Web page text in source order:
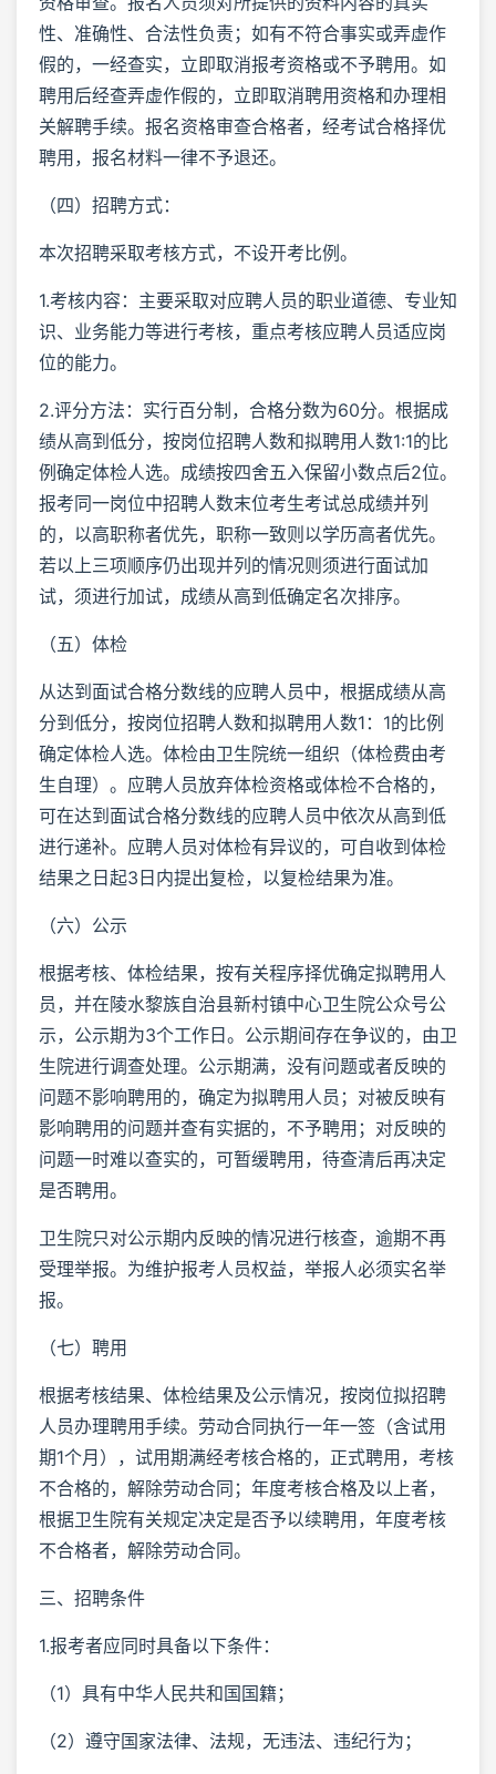
性、准确性、合法性负责；如有不符合事实或弄虚作
假的，一经查实，立即取消报考资格或不予聘用。如
聘用后经查弄虚作假的，立即取消聘用资格和办理相
关解聘手续。报名资格审查合格者，经考试合格择优
聘用，报名材料一律不予退还。
（四）招聘方式：
本次招聘采取考核方式，不设开考比例。
1.考核内容：主要采取对应聘人员的职业道德、专业知
识、业务能力等进行考核，重点考核应聘人员适应岗
位的能力。
2.评分方法：实行百分制，合格分数为60分。根据成
绩从高到低分，按岗位招聘人数和拟聘用人数1:1的比
例确定体检人选。成绩按四舍五入保留小数点后2位。
报考同一岗位中招聘人数末位考生考试总成绩并列
的，以高职称者优先，职称一致则以学历高者优先。
若以上三项顺序仍出现并列的情况则须进行面试加
试，须进行加试，成绩从高到低确定名次排序。
（五）体检
从达到面试合格分数线的应聘人员中，根据成绩从高
分到低分，按岗位招聘人数和拟聘用人数1：1的比例
确定体检人选。体检由卫生院统一组织（体检费由考
生自理）。应聘人员放弃体检资格或体检不合格的，
可在达到面试合格分数线的应聘人员中依次从高到低
进行递补。应聘人员对体检有异议的，可自收到体检
结果之日起3日内提出复检，以复检结果为准。
（六）公示
根据考核、体检结果，按有关程序择优确定拟聘用人
员，并在陵水黎族自治县新村镇中心卫生院公众号公
示，公示期为3个工作日。公示期间存在争议的，由卫
生院进行调查处理。公示期满，没有问题或者反映的
问题不影响聘用的，确定为拟聘用人员；对被反映有
影响聘用的问题并查有实据的，不予聘用；对反映的
问题一时难以查实的，可暂缓聘用，待查清后再决定
是否聘用。
卫生院只对公示期内反映的情况进行核查，逾期不再
受理举报。为维护报考人员权益，举报人必须实名举
报。
（七）聘用
根据考核结果、体检结果及公示情况，按岗位拟招聘
人员办理聘用手续。劳动合同执行一年一签（含试用
期1个月），试用期满经考核合格的，正式聘用，考核
不合格的，解除劳动合同；年度考核合格及以上者，
根据卫生院有关规定决定是否予以续聘用，年度考核
不合格者，解除劳动合同。
三、招聘条件
1.报考者应同时具备以下条件：
（1）具有中华人民共和国国籍；
（2）遵守国家法律、法规，无违法、违纪行为；